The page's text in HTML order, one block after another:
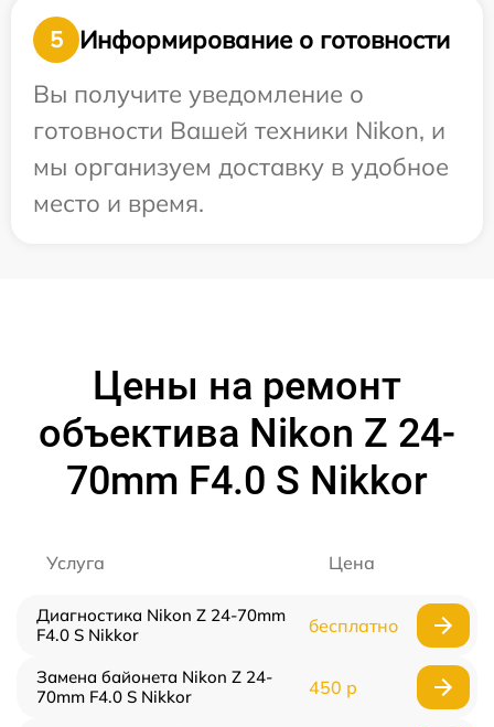
5
Информирование о готовности
Вы получите уведомление о
готовности Вашей техники Nikon, и
мы организуем доставку в удобное
место и время.
Цены на ремонт
объектива Nikon Z 24-
70mm F4.0 S Nikkor
Услуга Цена
Диагностика Nikon Z 24-70mm
F4.0 S Nikkor
бесплатно
Замена байонета Nikon Z 24-
70mm F4.0 S Nikkor
450 р